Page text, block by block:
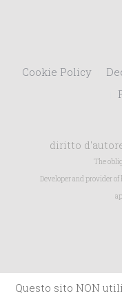
Cookie Policy
diritto
The
Developer and provider
Questo sito NON